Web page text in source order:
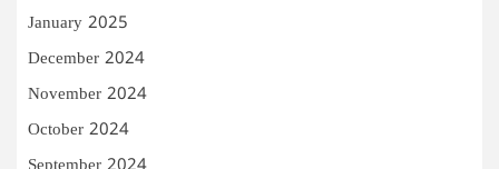
January 2025
December 2024
November 2024
October 2024